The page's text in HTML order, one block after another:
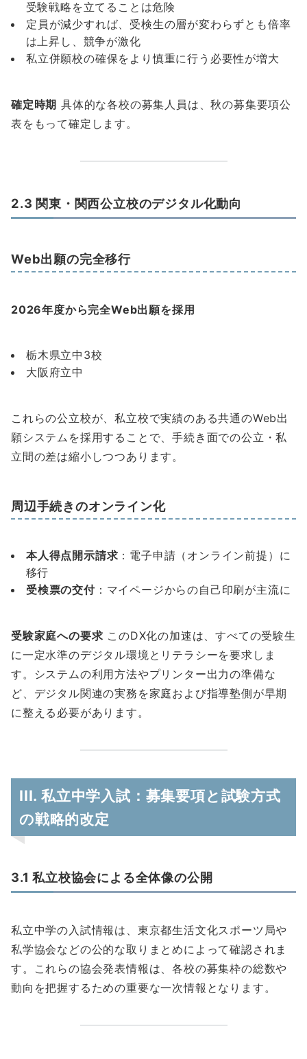
受験戦略を立てることは危険
定員が減少すれば、受検生の層が変わらずとも倍率
は上昇し、競争が激化
私立併願校の確保をより慎重に行う必要性が増大
確定時期 具体的な各校の募集人員は、秋の募集要項公
表をもって確定します。
2.3 関東・関西公立校のデジタル化動向
Web出願の完全移行
2026年度から完全Web出願を採用
栃木県立中3校
大阪府立中
これらの公立校が、私立校で実績のある共通のWeb出
願システムを採用することで、手続き面での公立・私
立間の差は縮小しつつあります。
周辺手続きのオンライン化
本人得点開示請求 ：電子申請（オンライン前提）に
移行
受検票の交付：マイページからの自己印刷が主流に
受験家庭への要求 このDX化の加速は、すべての受験生
に一定水準のデジタル環境とリテラシーを要求しま
す。システムの利用方法やプリンター出力の準備な
ど、デジタル関連の実務を家庭および指導塾側が早期
に整える必要があります。
III. 私立中学入試：募集要項と試験方式
の戦略的改定
3.1 私立校協会による全体像の公開
私立中学の入試情報は、東京都生活文化スポーツ局や
私学協会などの公的な取りまとめによって確認されま
す。これらの協会発表情報は、各校の募集枠の総数や
動向を把握するための重要な一次情報となります。